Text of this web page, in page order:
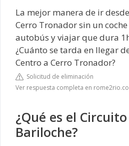
La mejor manera de ir
Cerro Tronador sin un
autobús y viajar que dura
¿Cuánto se tarda en llegar
Centro a Cerro Tronador?
Solicitud de eliminación
Ver respuesta completa en
¿Qué es el
Bariloche?